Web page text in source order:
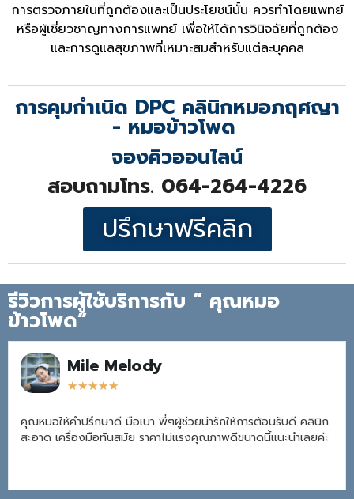
การตรวจภายในที่ถูกต้องและเป็นประโยชน์นั้น ควรทำโดยแพทย์
หรือผู้เชี่ยวชาญทางการแพทย์ เพื่อให้ได้การวินิจฉัยที่ถูกต้อง
และการดูแลสุขภาพที่เหมาะสมสำหรับแต่ละบุคคล
การคุมกำเนิด DPC คลินิกหมอภฤศญา
- หมอข้าวโพด
จองคิวออนไลน์
สอบถามโทร. 064-264-4226
ปรึกษาฟรีคลิก
รีวิวการผู้ใช้บริการกับ “ คุณหมอ
ข้าวโพด”
Mile Melody
★★★★★
คุณหมอให้คำปรึกษาดี มือเบา พี่ๆผู้ช่วยน่ารักให้การต้อนรับดี คลินิก
สะอาด เครื่องมือทันสมัย ราคาไม่แรงคุณภาพดีขนาดนี้แนะนำเลยค่ะ